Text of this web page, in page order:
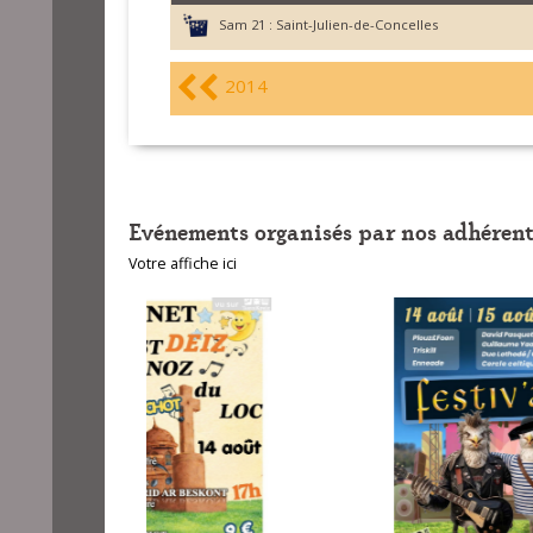
Sam 21 : Saint-Julien-de-Concelles
2014
Evénements organisés par nos
Votre affiche ici